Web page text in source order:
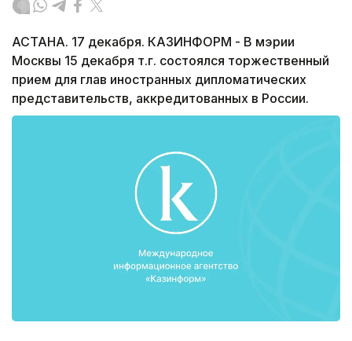
АСТАНА. 17 декабря. КАЗИНФОРМ - В мэрии
Москвы 15 декабря т.г. состоялся торжественный
прием для глав иностранных дипломатических
представительств, аккредитованных в России.